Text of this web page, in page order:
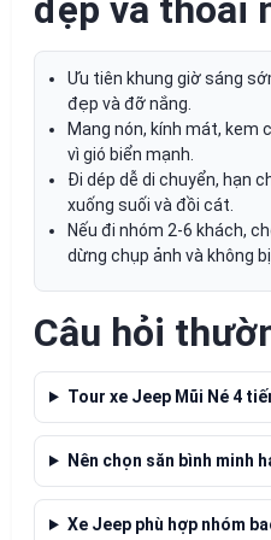
đẹp và thoải
Ưu tiên khung giờ sáng
đẹp và đỡ nắng.
Mang nón, kính mát, kem
vì gió biển mạnh.
Đi dép dễ di chuyển, hạn
xuống suối và đồi cát.
Nếu đi nhóm 2-6 khách,
dừng chụp ảnh và không
Câu hỏi
Tour xe Jeep Mũi Né 4
Nên chọn săn bình minh
Xe Jeep phù hợp nhóm